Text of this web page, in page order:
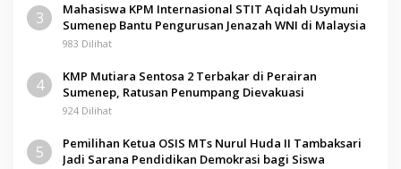
3
Mahasiswa KPM Internasional STIT Aqidah Usymuni
Sumenep Bantu Pengurusan Jenazah WNI di Malaysia
983 Dilihat
4
KMP Mutiara Sentosa 2 Terbakar di Perairan
Sumenep, Ratusan Penumpang Dievakuasi
924 Dilihat
5
Pemilihan Ketua OSIS MTs Nurul Huda II Tambaksari
Jadi Sarana Pendidikan Demokrasi bagi Siswa